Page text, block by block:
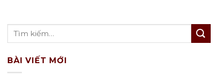
BÀI VIẾT MỚI